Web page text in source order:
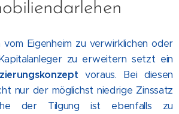
vom Eigenheim zu verwirklichen oder
zu erweitern setzt ein
voraus. Bei diesen
nur der möglichst niedrige Zinssatz
der Tilgung ist ebenfalls zu